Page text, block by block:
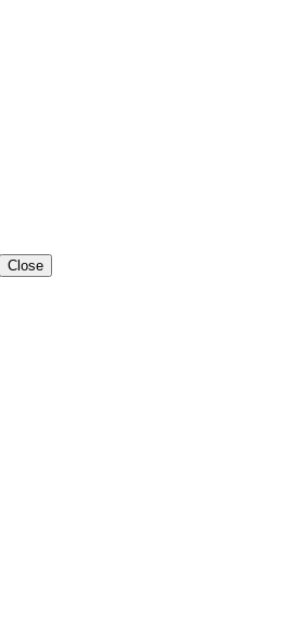
Close